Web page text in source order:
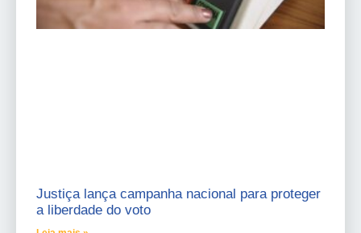
Justiça lança campanha nacional para proteger
a liberdade do voto